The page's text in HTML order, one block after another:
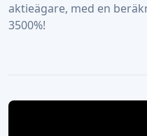
aktieägare, med en
3500%!